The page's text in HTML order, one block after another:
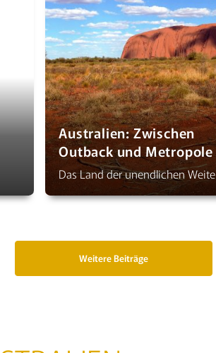
Australien: Zwischen
Outback und Metropole
Das Land der unendlichen Weite
Weitere Beiträge